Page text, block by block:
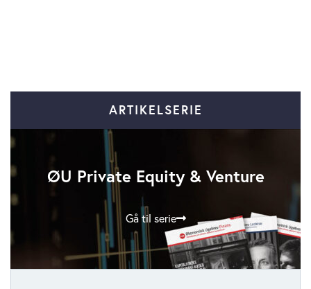
ARTIKELSERIE
ØU Private Equity & Venture
Gå til serie